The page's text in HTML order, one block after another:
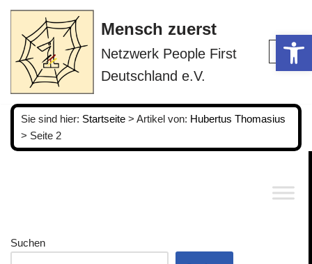
Zum
Inhalt
springen
Mensch zuerst
Netzwerk People First
Deutschland e.V.
Sie sind hier: Startseite > Artikel von: Hubertus Thomasius
> Seite 2
Suchen